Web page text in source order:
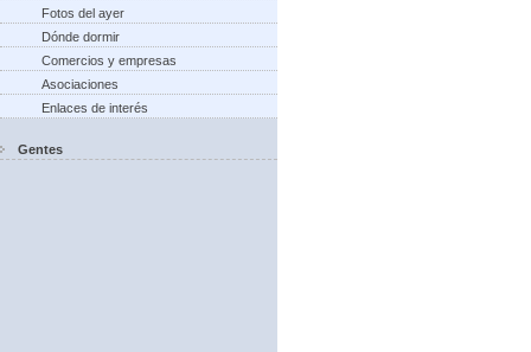
Fotos del ayer
Dónde dormir
Comercios y empresas
Asociaciones
Enlaces de interés
Gentes